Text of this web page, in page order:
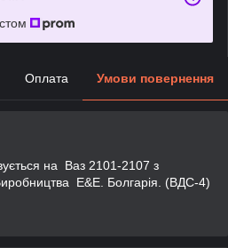
Оплата Умови повернення
на Ваз 2101-2107 з
E&E. Болгарія. (ВДС-4)